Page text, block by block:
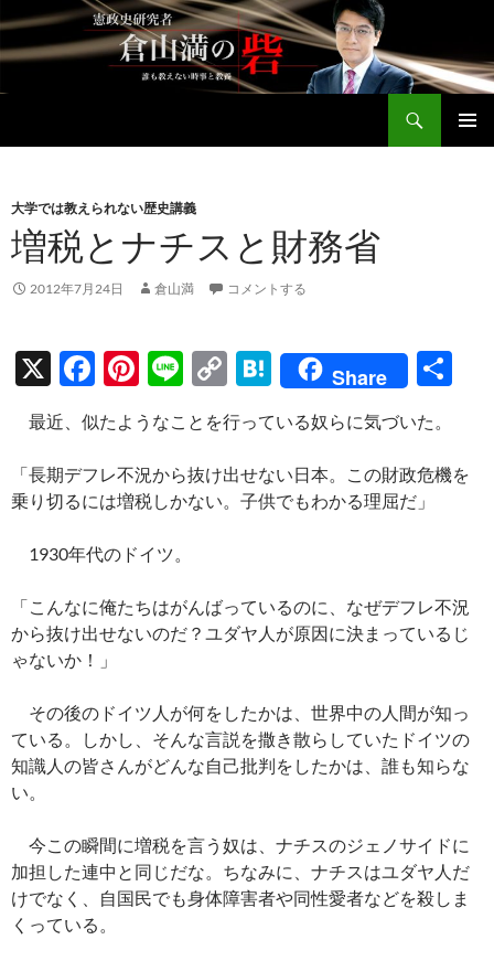
テ
ン
へ
プ
大学では教えられない歴史講義
増税とナチスと財務省
2012年7月24日 倉山満 コメントする
X
F
ac
e
b
o
o
Pi
nt
er
es
t
Li
n
e
C
o
p
y
Li
H
e
n
a
Share
最近、似たようなことを行っている奴らに気づいた。
「長期デフレ不況から抜け出せない日本。この財政危機を
乗り切るには増税しかない。子供でもわかる理屈だ」
1930年代のドイツ。
「こんなに俺たちはがんばっているのに、なぜデフレ不況
から抜け出せないのだ？ユダヤ人が原因に決まっているじ
ゃないか！」
その後のドイツ人が何をしたかは、世界中の人間が知っ
ている。しかし、そんな言説を撒き散らしていたドイツの
知識人の皆さんがどんな自己批判をしたかは、誰も知らな
い。
今この瞬間に増税を言う奴は、ナチスのジェノサイドに
加担した連中と同じだな。ちなみに、ナチスはユダヤ人だ
けでなく、自国民でも身体障害者や同性愛者などを殺しま
くっている。